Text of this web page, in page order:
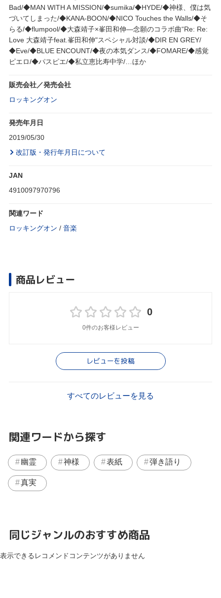
Bad/◆MAN WITH A MISSION/◆sumika/◆HYDE/◆神様、僕は気
づいてしまった/◆KANA-BOON/◆NICO Touches the Walls/◆そ
らる/◆flumpool/◆大森靖子×峯田和伸―念願のコラボ曲“Re: Re:
Love 大森靖子feat.峯田和伸"スペシャル対談/◆DIR EN GREY/
◆Eve/◆BLUE ENCOUNT/◆夜の本気ダンス/◆FOMARE/◆感覚
ピエロ/◆パスピエ/◆私立恵比寿中学/…ほか
販売会社／発売会社
ロッキングオン
発売年月日
2019/05/30
改訂版・発行年月日について
JAN
4910097970796
関連ワード
ロッキングオン / 音楽
商品レビュー
0
0件のお客様レビュー
レビューを投稿
すべてのレビューを見る
関連ワードから探す
幽霊 神様 表紙 弾き語り
真実
同じジャンルのおすすめ商品
表示できるレコメンドコンテンツがありません